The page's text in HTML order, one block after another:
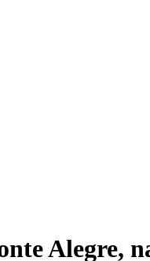
Suspeito
Alegre,